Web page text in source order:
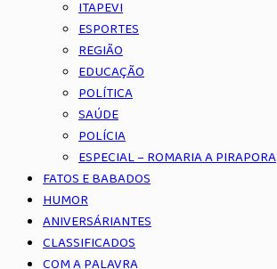
ITAPEVI
ESPORTES
REGIÃO
EDUCAÇÃO
POLÍTICA
SAÚDE
POLÍCIA
ESPECIAL – ROMARIA A PIRAPORA
FATOS E BABADOS
HUMOR
ANIVERSÁRIANTES
CLASSIFICADOS
COM A PALAVRA